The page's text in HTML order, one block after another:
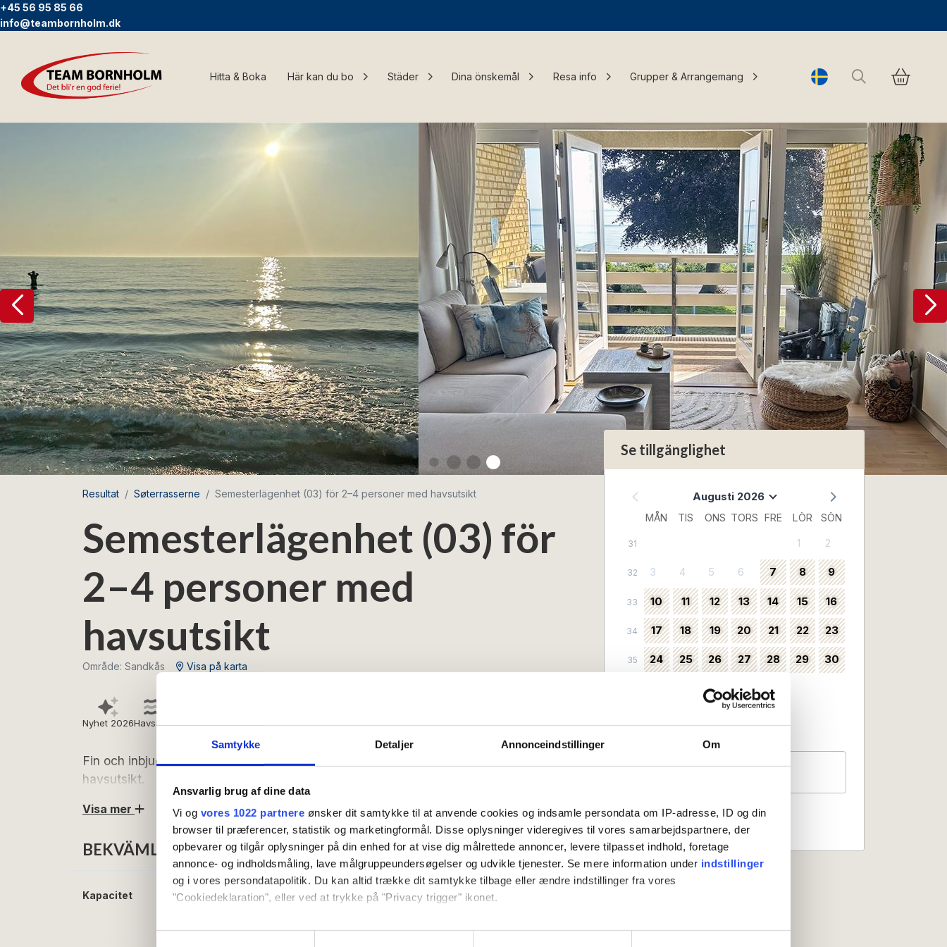
Samtykke Detaljer Annonceindstillinger Om
Ansvarlig brug af dine data
Vi og vores 1022 partnere ønsker dit samtykke til at anvende cookies og indsamle persondata om IP-adresse, ID og din
browser til præferencer, statistik og marketingformål. Disse oplysninger videregives til vores samarbejdspartnere, der
opbevarer og tilgår oplysninger på din enhed for at vise dig målrettede annoncer, levere tilpasset indhold, foretage
annonce- og indholdsmåling, lave målgruppeundersøgelser og udvikle tjenester. Se mere information under indstillinger
og i vores persondatapolitik. Du kan altid trække dit samtykke tilbage eller ændre indstillinger fra vores
"Cookiedeklaration", eller ved at trykke på "Privacy trigger" ikonet.
Hvis du tillader det, vil vi også gerne:
+45 56 95 85 66
info@teambornholm.dk
Hitta & Boka Här kan du bo Städer Dina önskemål Resa info Grupper & Arrangemang Change language
Sök
Resultat Søterrasserne Semesterlägenhet (03) för 2–4 personer med havsutsikt
Semesterlägenhet (03) för
2–4 personer med
havsutsikt
Område: Sandkås Visa på karta
Nyhet 2026HavsnäraGratis wifi
Fin och inbjudande lägenhet på 48 m² på 1:a våningen med balkong och
havsutsikt.
Se fram emot härliga semesterdagar i denna stilfulla lägenhet med fantastiskt läge i
Sandkås – nära stranden och kuststigen och bara en kort tur från Allinge-Sandvig.
Lägenheten är inredd enligt följande:
Entré i anslutning till ett fint och välutrustat kök med bland annat airfryer och
kaffebryggare. Härifrån finns tillgång till badrum med dusch samt till sovrum med två
matplats, TV med Chromecast och bäddsoffa till två personer samt utgång till
Visa mer
BEKVÄMLIGHETER
Kapacitet Antal bäddar: 2 Antal sovrum: 1
Se tillgänglighet
Augusti 2026
MÅN TIS ONS TORS FRE LÖR SÖN
31 1 2
32 3 4 5 6 7 8 9
33 10 11 12 13 14 15 16
34 17 18 19 20 21 22 23
35 24 25 26 27 28 29 30
Ingen incheckning
Gäster